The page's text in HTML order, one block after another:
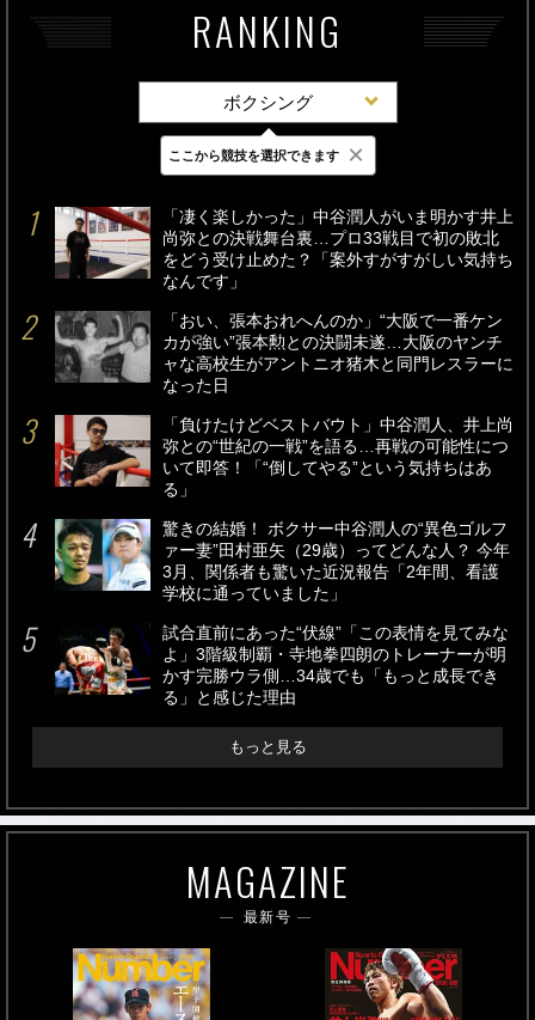
RANKING
ボクシング
最新 24時間 週間
「凄く楽しかった」中谷潤人がいま明かす井上
尚弥との決戦舞台裏…プロ33戦目で初の敗北
をどう受け止めた？「案外すがすがしい気持ち
なんです」
「おい、張本おれへんのか」“大阪で一番ケン
カが強い”張本勲との決闘未遂…大阪のヤンチ
ャな高校生がアントニオ猪木と同門レスラーに
なった日
「負けたけどベストバウト」中谷潤人、井上尚
弥との“世紀の一戦”を語る…再戦の可能性につ
いて即答！「“倒してやる”という気持ちはあ
る」
驚きの結婚！ ボクサー中谷潤人の“異色ゴルフ
ァー妻”田村亜矢（29歳）ってどんな人？ 今年
3月、関係者も驚いた近況報告「2年間、看護
学校に通っていました」
試合直前にあった“伏線”「この表情を見てみな
よ」3階級制覇・寺地拳四朗のトレーナーが明
かす完勝ウラ側…34歳でも「もっと成長でき
る」と感じた理由
もっと見る
MAGAZINE
最新号
ここから競技を選択できます ×